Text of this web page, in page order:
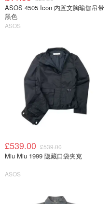
ASOS 4505 Icon 内置文胸瑜伽吊带
黑色
ASOS
£539.00 £539.00
Miu Miu 1999 隐藏口袋夹克
ASOS